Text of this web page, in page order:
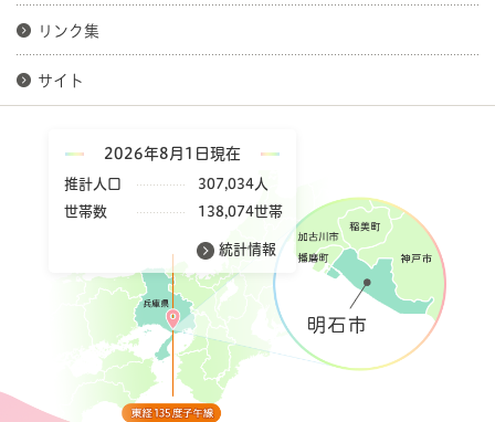
リンク集
サイト
2026年8月1日現在
推計人口
307,034人
世帯数
138,074世帯
統計情報